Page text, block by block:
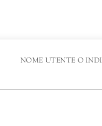
NOME UTENTE O